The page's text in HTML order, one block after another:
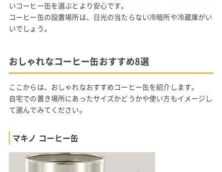
いコーヒー缶を選ぶとより安心です。
コーヒー缶の設置場所は、日光の当たらない冷暗所や冷蔵庫がい
いでしょう。
おしゃれなコーヒー缶おすすめ8選
ここからは、おしゃれなおすすめコーヒー缶を紹介します。
自宅での置き場所にあったサイズかどうかや使い方もイメージし
て選んでみてください。
マキノ コーヒー缶